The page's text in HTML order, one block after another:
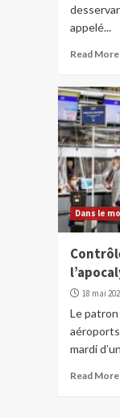
appelé...
Read More
Dans le
18 mai
Le
mardi
Read More